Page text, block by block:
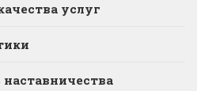
услуг